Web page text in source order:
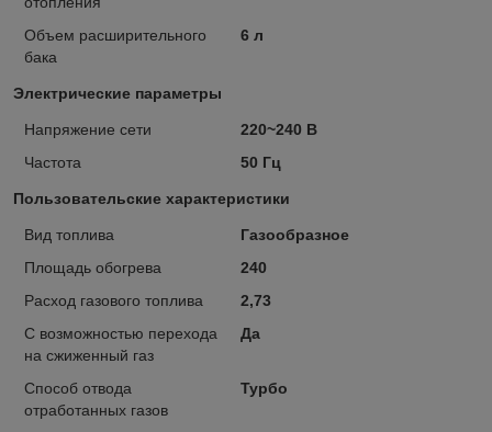
Объем расширительного
бака
6 л
Электрические параметры
Напряжение сети
220~240 В
Частота
50 Гц
Пользовательские характеристики
Вид топлива
Газообразное
Площадь обогрева
240
Расход газового топлива
2,73
С возможностью перехода
на сжиженный газ
Да
Способ отвода
отработанных газов
Турбо